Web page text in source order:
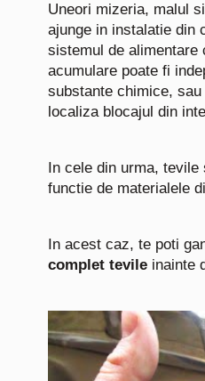
Uneori mizeria, malul
ajunge in instalatie din
sistemul de alimentare
acumulare poate fi
substante chimice,
localiza blocajul din
In cele din urma, tevile
functie de materialele
In acest caz, te poti
complet tevile inainte